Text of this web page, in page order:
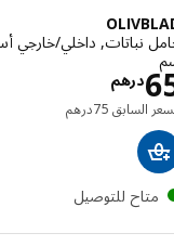
درهمالاسعار
السابق درهم75 السعر السابق درهم
للتوصيل